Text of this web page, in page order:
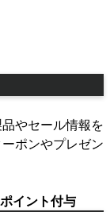
やセール情報を
ポンやプレゼン
イント付与